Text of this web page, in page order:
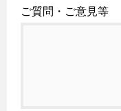
ご質問・ご意見等